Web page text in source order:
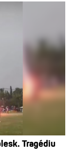
Tragédiu